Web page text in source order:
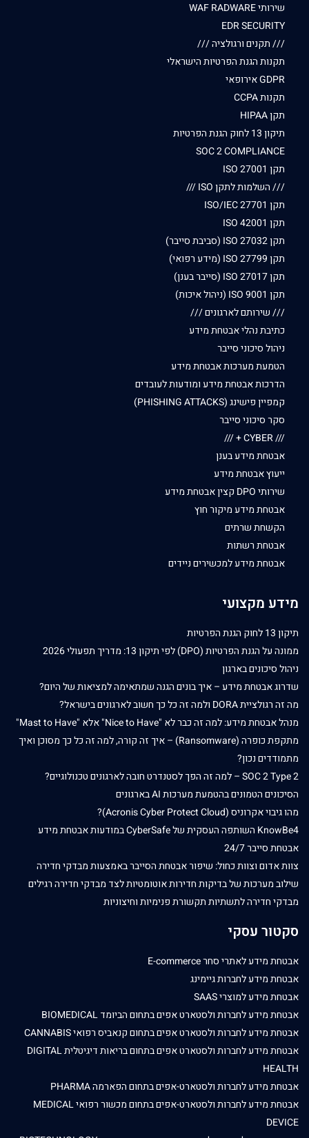
שירותי WAF RADWARE
EDR SECURITY
/// תקנים ורגולציה ///
תקנות הגנת הפרטיות הישראלי
GDPR אירופאי
תקנות CCPA
תקן HIPAA
תיקון 13 לחוק הגנת הפרטיות
SOC 2 COMPLIANCE
תקן ISO 27001
/// השלמות לתקן ISO ///
תקן ISO/IEC 27701
תקן ISO 42001
תקן ISO 27032 (סביבת סייבר)
תקן ISO 27799 (מידע רפואי)
תקן ISO 27017 (סייבר בענן)
תקן ISO 9001 (ניהול איכות)
/// שירותם לארגונים ///
כתיבת נהלי אבטחת מידע
ניהול סיכוני סייבר
הטמעת מערכות אבטחת מידע
הדרכות אבטחת מידע ומודעות לעובדים
קמפיין פישינג (PHISHING ATTACKS)
סקר סיכוני סייבר
/// CYBER + ///
אבטחת מידע בענן
ייעוץ אבטחת מידע
שירותי DPO קצין אבטחת מידע
אבטחת מידע מיקור חוץ
הקשחת שרתים
אבטחת רשתות
אבטחת מידע למכשירים ניידים
מידע מקצועי
תיקון 13 לחוק הגנת הפרטיות
ממונה על הגנת הפרטיות (DPO) לפי תיקון 13: מדריך תפעולי 2026
ניהול סיכונים בארגון
שדרוג אבטחת מידע – איך בונים הגנה שמתאימה למציאות של היום?
מה זה רגולציית DORA ולמה זה כל כך חשוב לארגונים בישראל?
מנהל אבטחת מידע: למה זה כבר לא "Nice to Have" אלא "Mast to Have"
מתקפת כופרה (Ransomware) – איך זה קורה, למה זה כל כך מסוכן ואיך
מתמודדים נכון?
SOC 2 Type 2 – למה זה הפך לסטנדרט חובה לארגונים טכנולוגיים?
הסיכונים הטמונים בהטמעת מערכות AI בארגונים
מהו גיבוי אקרוניס (Acronis Cyber Protect Cloud)?
KnowBe4 השותפה העסקית של CyberSafe במודעות אבטחת מידע
אבטחת סייבר 24/7
צוות אדום וצוות כחול: שיפור אבטחת הסייבר באמצעות מבדקי חדירה
שילוב מערכות של בדיקות חדירות אוטומטיות לצד מבדקי חדירה רגילים
מבדקי חדירה לתשתיות תקשורת פנימיות וחיצוניות
סקטור עסקי
אבטחת מידע לאתרי סחר E-commerce
אבטחת מידע לחברות גיימינג
אבטחת מידע למוצרי SAAS
אבטחת מידע לחברות ולסטארט אפים בתחום הביומד BIOMEDICAL
אבטחת מידע לחברות ולסטארט אפים בתחום קנאביס רפואי CANNABIS
אבטחת מידע לחברות ולסטארט אפים בתחום בריאות דיגיטלית DIGITAL
HEALTH
אבטחת מידע לחברות ולסטארט-אפים בתחום הפארמה PHARMA
אבטחת מידע לחברות ולסטארט-אפים בתחום מכשור רפואי MEDICAL
DEVICE